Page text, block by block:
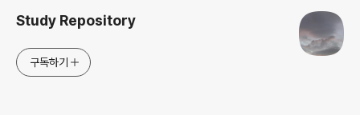
Study Repository
구독하기